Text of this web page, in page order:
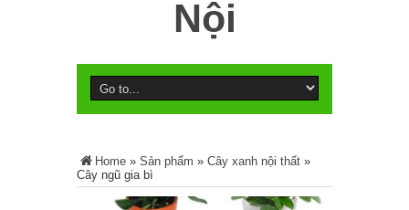
Home » Sản phẩm » Cây xanh nội thất »
Cây ngũ gia bì